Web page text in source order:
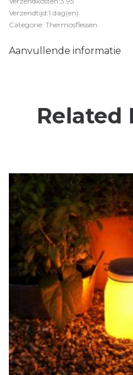
Verzendtijd:1 dag(en)
Categorie: Thermosflessen
Aanvullende informatie
Related